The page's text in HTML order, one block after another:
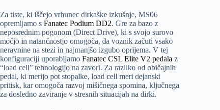
Za tiste, ki iščejo vrhunec dirkaške izkušnje, MS06
opremljamo s Fanatec Podium DD2. Gre za bazo z
neposrednim pogonom (Direct Drive), ki s svojo surovo
močjo in natančnostjo omogoča, da voznik začuti vsako
neravnine na stezi in najmanjšo izgubo oprijema. V tej
konfiguraciji uporabljamo Fanatec CSL Elite V2 pedala z
“load cell” tehnologijo na zavori. Za razliko od običajnih
pedal, ki merijo pot stopalke, load cell meri dejanski
pritisk, kar omogoča razvoj mišičnega spomina, ključnega
za dosledno zaviranje v stresnih situacijah na dirki.